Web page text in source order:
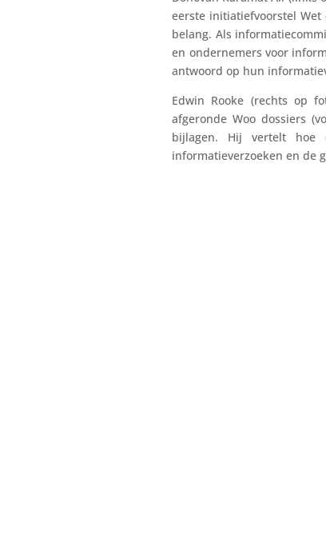
eerste initiatiefvoorstel
belang. Als
en ondernemers voor
antwoord op hun
Edwin Rooke (rechts op
afgeronde Woo dossiers
bijlagen. Hij vertelt hoe
informatieverzoeken en de